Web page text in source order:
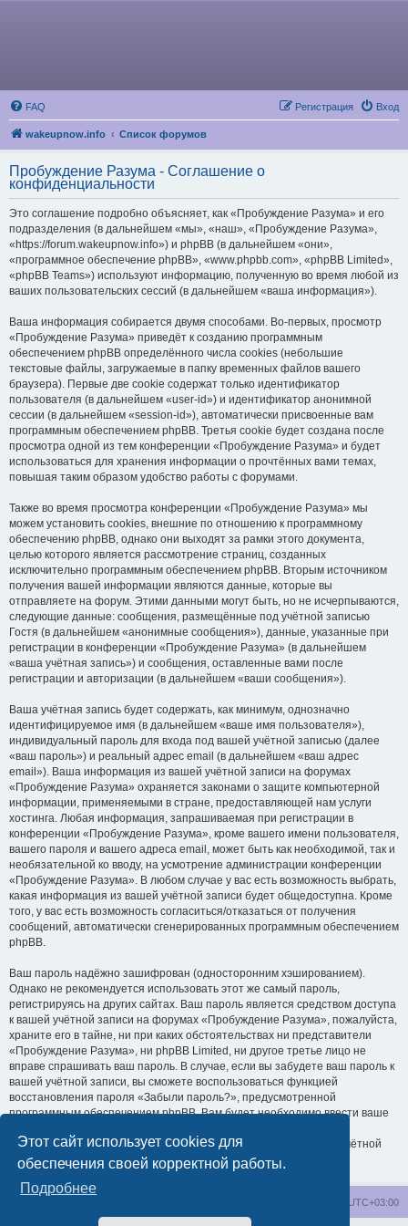
Этот сайт использует cookies для
обеспечения своей корректной работы.
Подробнее
FAQ Вход
Регистрация
wakeupnow.info Список форумов
Пробуждение Разума - Соглашение о
конфиденциальности
Это соглашение подробно объясняет, как «Пробуждение Разума» и его
подразделения (в дальнейшем «мы», «наш», «Пробуждение Разума»,
«https://forum.wakeupnow.info») и phpBB (в дальнейшем «они»,
«программное обеспечение phpBB», «www.phpbb.com», «phpBB Limited»,
«phpBB Teams») используют информацию, полученную во время любой из
ваших пользовательских сессий (в дальнейшем «ваша информация»).
Ваша информация собирается двумя способами. Во-первых, просмотр
«Пробуждение Разума» приведёт к созданию программным
обеспечением phpBB определённого числа cookies (небольшие
текстовые файлы, загружаемые в папку временных файлов вашего
браузера). Первые две cookie содержат только идентификатор
пользователя (в дальнейшем «user-id») и идентификатор анонимной
сессии (в дальнейшем «session-id»), автоматически присвоенные вам
программным обеспечением phpBB. Третья cookie будет создана после
просмотра одной из тем конференции «Пробуждение Разума» и будет
использоваться для хранения информации о прочтённых вами темах,
повышая таким образом удобство работы с форумами.
Также во время просмотра конференции «Пробуждение Разума» мы
можем установить cookies, внешние по отношению к программному
обеспечению phpBB, однако они выходят за рамки этого документа,
целью которого является рассмотрение страниц, созданных
исключительно программным обеспечением phpBB. Вторым источником
получения вашей информации являются данные, которые вы
отправляете на форум. Этими данными могут быть, но не исчерпываются,
следующие данные: сообщения, размещённые под учётной записью
Гостя (в дальнейшем «анонимные сообщения»), данные, указанные при
регистрации в конференции «Пробуждение Разума» (в дальнейшем
«ваша учётная запись») и сообщения, оставленные вами после
регистрации и авторизации (в дальнейшем «ваши сообщения»).
Ваша учётная запись будет содержать, как минимум, однозначно
идентифицируемое имя (в дальнейшем «ваше имя пользователя»),
индивидуальный пароль для входа под вашей учётной записью (далее
«ваш пароль») и реальный адрес email (в дальнейшем «ваш адрес
email»). Ваша информация из вашей учётной записи на форумах
«Пробуждение Разума» охраняется законами о защите компьютерной
информации, применяемыми в стране, предоставляющей нам услуги
хостинга. Любая информация, запрашиваемая при регистрации в
конференции «Пробуждение Разума», кроме вашего имени пользователя,
вашего пароля и вашего адреса email, может быть как необходимой, так и
необязательной ко вводу, на усмотрение администрации конференции
«Пробуждение Разума». В любом случае у вас есть возможность выбрать,
какая информация из вашей учётной записи будет общедоступна. Кроме
того, у вас есть возможность согласиться/отказаться от получения
сообщений, автоматически сгенерированных программным обеспечением
phpBB.
Ваш пароль надёжно зашифрован (односторонним хэшированием).
Однако не рекомендуется использовать этот же самый пароль,
регистрируясь на других сайтах. Ваш пароль является средством доступа
к вашей учётной записи на форумах «Пробуждение Разума», пожалуйста,
храните его в тайне, ни при каких обстоятельствах ни представители
«Пробуждение Разума», ни phpBB Limited, ни другое третье лицо не
вправе спрашивать ваш пароль. В случае, если вы забудете ваш пароль к
вашей учётной записи, вы сможете воспользоваться функцией
восстановления пароля «Забыли пароль?», предусмотренной
программным обеспечением phpBB. Вам будет необходимо ввести ваше
обеспечение phpBB сгенерирует вам новый пароль для вашей учётной
записи.
UTC+03:00